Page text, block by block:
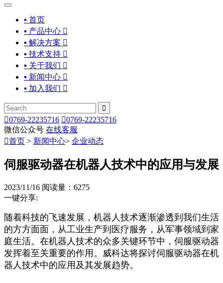
▪ 首页
▪ 产品中心 
▪ 解决方案 
▪ 技术支持 
▪ 关于我们 
▪ 新闻中心 
▪ 加入我们 

0769-22235716 0769-22235716
微信公众号 在线客服
首页 > 新闻中心> 企业动态
伺服驱动器在机器人技术中的应用与发展
2023/11/16 阅读量：6275
一键分享:
随着科技的飞速发展，机器人技术逐渐渗透到我们生活
的方方面面，从工业生产到医疗服务，从军事领域到家
庭生活。在机器人技术的众多关键环节中，伺服驱动器
发挥着至关重要的作用。威科达将探讨伺服驱动器在机
器人技术中的应用及其发展趋势。